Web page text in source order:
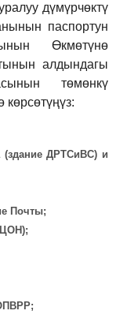
дүмүрчөктү
паспортун
Өкмөтүнө
алдындагы
төмөнкү
(здание ДРТСиВС) и
Почты;